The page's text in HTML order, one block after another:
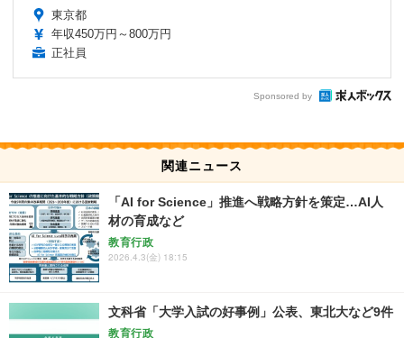
東京都
年収450万円～800万円
正社員
Sponsored by
関連ニュース
「AI for Science」推進へ戦略方針を策定…AI人
材の育成など
教育行政
2026.4.3(金) 18:15
文科省「大学入試の好事例」公表、東北大など9件
教育行政